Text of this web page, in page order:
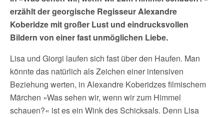
erzählt der georgische Regisseur Alexandre
Koberidze mit großer Lust und eindrucksvollen
Bildern von einer fast unmöglichen Liebe.
Lisa und Giorgi laufen sich fast über den Haufen. Man
könnte das natürlich als Zeichen einer intensiven
Beziehung werten, in Alexandre Koberidzes filmischem
Märchen »Was sehen wir, wenn wir zum Himmel
schauen?« ist es ein Wink des Schicksals. Denn Lisa